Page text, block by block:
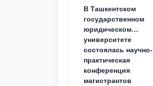
В Ташкентском
государственном
юридическом
университете
состоялась научно-
практическая
конференция
магистрантов